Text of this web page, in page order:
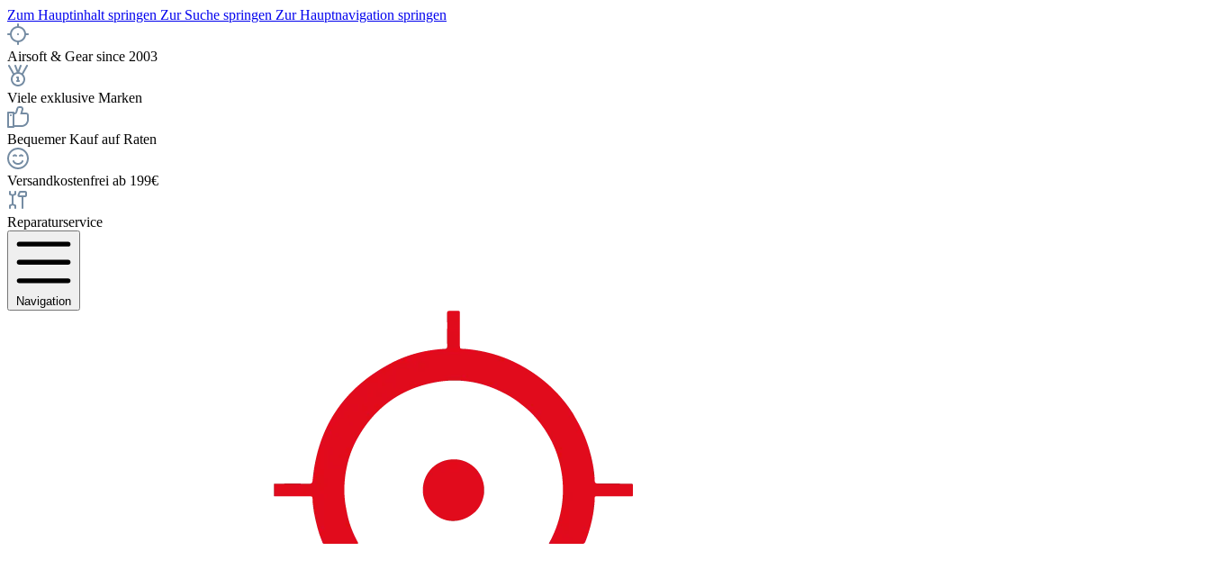
Zum Hauptinhalt springen Zur Suche springen Zur Hauptnavigation springen
Airsoft & Gear since 2003
Viele exklusive Marken
Bequemer Kauf auf Raten
Versandkostenfrei ab 199€
Reparaturservice
Navigation